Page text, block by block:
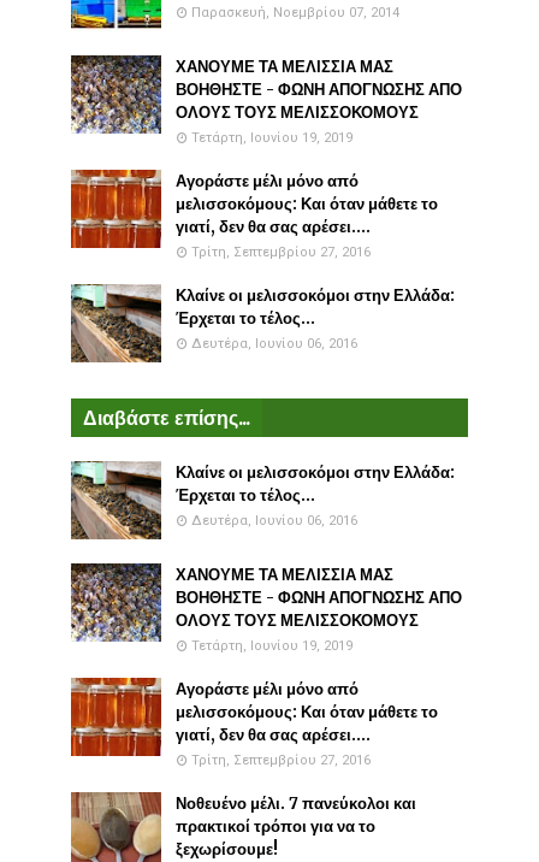
Παρασκευή, Νοεμβρίου 07, 2014
ΧΑΝΟΥΜΕ ΤΑ ΜΕΛΙΣΣΙΑ ΜΑΣ
ΒΟΗΘΗΣΤΕ - ΦΩΝΗ ΑΠΟΓΝΩΣΗΣ ΑΠΟ
ΟΛΟΥΣ ΤΟΥΣ ΜΕΛΙΣΣΟΚΟΜΟΥΣ
Τετάρτη, Ιουνίου 19, 2019
Αγοράστε μέλι μόνο από
μελισσοκόμους: Και όταν μάθετε το
γιατί, δεν θα σας αρέσει....
Τρίτη, Σεπτεμβρίου 27, 2016
Κλαίνε οι μελισσοκόμοι στην Ελλάδα:
Έρχεται το τέλος...
Δευτέρα, Ιουνίου 06, 2016
Διαβάστε επίσης...
Κλαίνε οι μελισσοκόμοι στην Ελλάδα:
Έρχεται το τέλος...
Δευτέρα, Ιουνίου 06, 2016
ΧΑΝΟΥΜΕ ΤΑ ΜΕΛΙΣΣΙΑ ΜΑΣ
ΒΟΗΘΗΣΤΕ - ΦΩΝΗ ΑΠΟΓΝΩΣΗΣ ΑΠΟ
ΟΛΟΥΣ ΤΟΥΣ ΜΕΛΙΣΣΟΚΟΜΟΥΣ
Τετάρτη, Ιουνίου 19, 2019
Αγοράστε μέλι μόνο από
μελισσοκόμους: Και όταν μάθετε το
γιατί, δεν θα σας αρέσει....
Τρίτη, Σεπτεμβρίου 27, 2016
Νοθευένο μέλι. 7 πανεύκολοι και
πρακτικοί τρόποι για να το
ξεχωρίσουμε!